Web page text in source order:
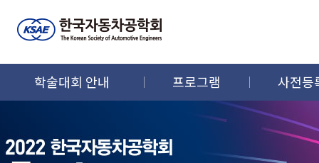
학술대회 안내 프로그램 사전등